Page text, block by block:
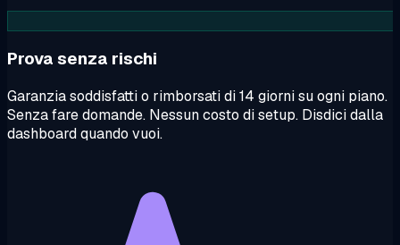
Prova senza rischi
Garanzia soddisfatti o rimborsati di 14 giorni su ogni piano.
Senza fare domande. Nessun costo di setup. Disdici dalla
dashboard quando vuoi.